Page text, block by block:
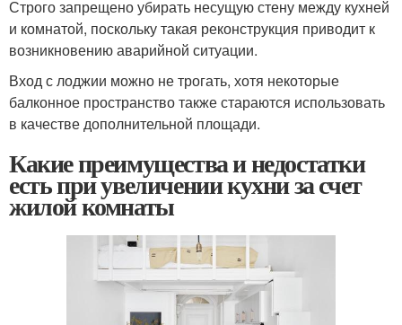
Строго запрещено убирать несущую стену между кухней
и комнатой, поскольку такая реконструкция приводит к
возникновению аварийной ситуации.
Вход с лоджии можно не трогать, хотя некоторые
балконное пространство также стараются использовать
в качестве дополнительной площади.
Какие преимущества и недостатки
есть при увеличении кухни за счет
жилой комнаты